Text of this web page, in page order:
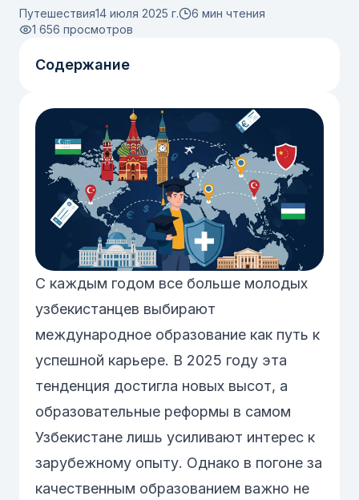
Путешествия14 июля 2025 г.
6 мин чтения
1 656 просмотров
Содержание
С каждым годом все больше молодых
узбекистанцев выбирают
международное образование как путь к
успешной карьере. В 2025 году эта
тенденция достигла новых высот, а
образовательные реформы в самом
Узбекистане лишь усиливают интерес к
зарубежному опыту. Однако в погоне за
качественным образованием важно не